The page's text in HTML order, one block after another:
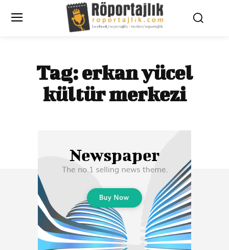
Tag:erkan yücel
kültür merkezi